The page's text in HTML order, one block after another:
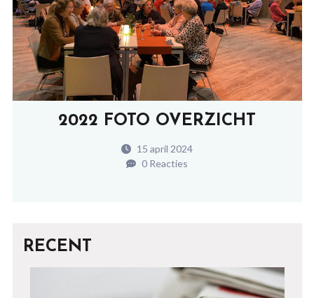
2022 FOTO OVERZICHT
15 april 2024
0 Reacties
RECENT